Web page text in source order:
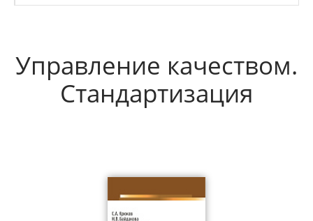
Управление качеством.
Стандартизация